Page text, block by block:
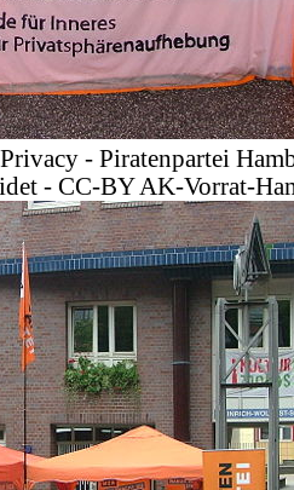
- Piratenpartei
- CC-BY AK-Vorrat-